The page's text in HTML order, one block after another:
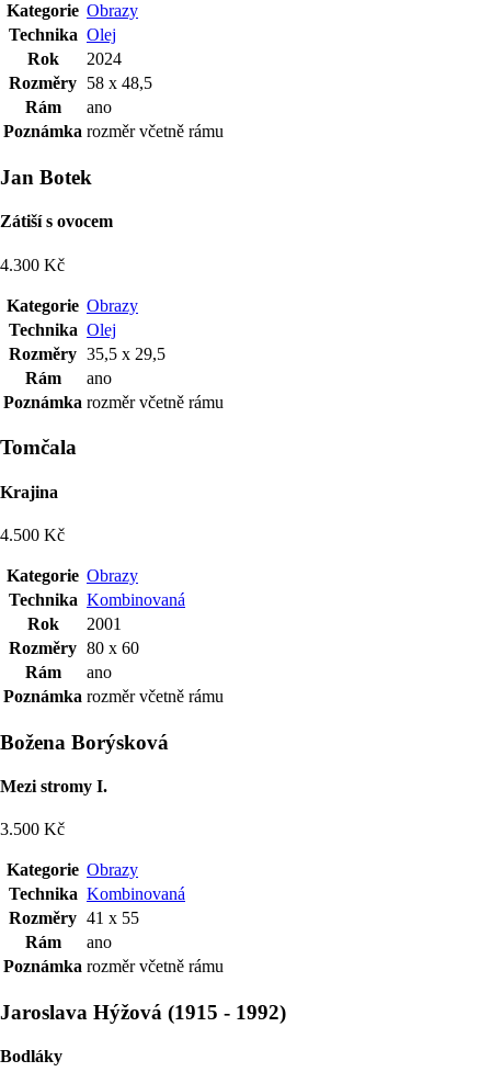
Kategorie Obrazy
Technika Olej
Rok
2024
Rozměry 58 x 48,5
Rám
ano
Poznámka rozměr včetně rámu
Jan Botek
Zátiší s ovocem
4.300 Kč
Kategorie Obrazy
Technika Olej
Rozměry 35,5 x 29,5
Rám
ano
Poznámka rozměr včetně rámu
Tomčala
Krajina
4.500 Kč
Kategorie Obrazy
Technika Kombinovaná
Rok
2001
Rozměry 80 x 60
Rám
ano
Poznámka rozměr včetně rámu
Božena Borýsková
Mezi stromy I.
3.500 Kč
Kategorie Obrazy
Technika Kombinovaná
Rozměry 41 x 55
Rám
ano
Poznámka rozměr včetně rámu
Jaroslava Hýžová (1915 - 1992)
Bodláky